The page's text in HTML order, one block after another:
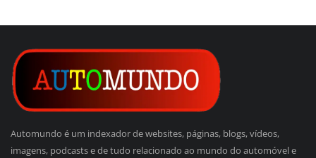
Automundo é um indexador de websites, páginas, blogs, vídeos,
imagens, podcasts e de tudo relacionado ao mundo do automóvel e